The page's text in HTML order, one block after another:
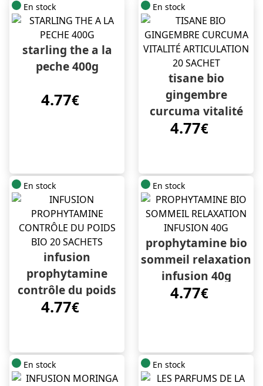
En stock
starling the a la
peche 400g
4.77€
En stock
tisane bio
gingembre
curcuma vitalité
articulation 20
4.77€
En stock
infusion
prophytamine
contrôle du poids
bio 20 sachets
4.77€
En stock
prophytamine bio
sommeil relaxation
infusion 40g
4.77€
En stock En stock